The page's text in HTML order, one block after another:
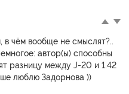
в чём вообще не смыслят?..
автор(ы) способны
разницу между J-20 и 1.42
люблю Задорнова ))